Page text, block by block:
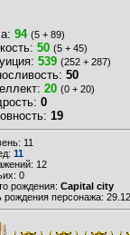
94 (5 + 89)
50 (5 + 45)
539 (252 + 287)
50
20 (0 + 20)
0
19
11
11
12
0
рождения: Capital city
рождения персонажа: